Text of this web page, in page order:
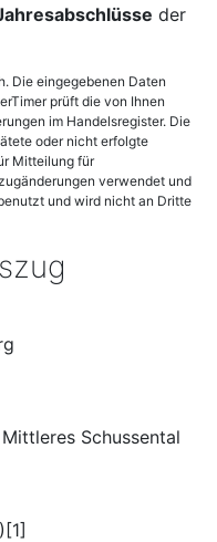
der
Die eingegebenen Daten
prüft die von Ihnen
im Handelsregister. Die
oder nicht erfolgte
Mitteilung für
verwendet und
und wird nicht an Dritte
Schussental